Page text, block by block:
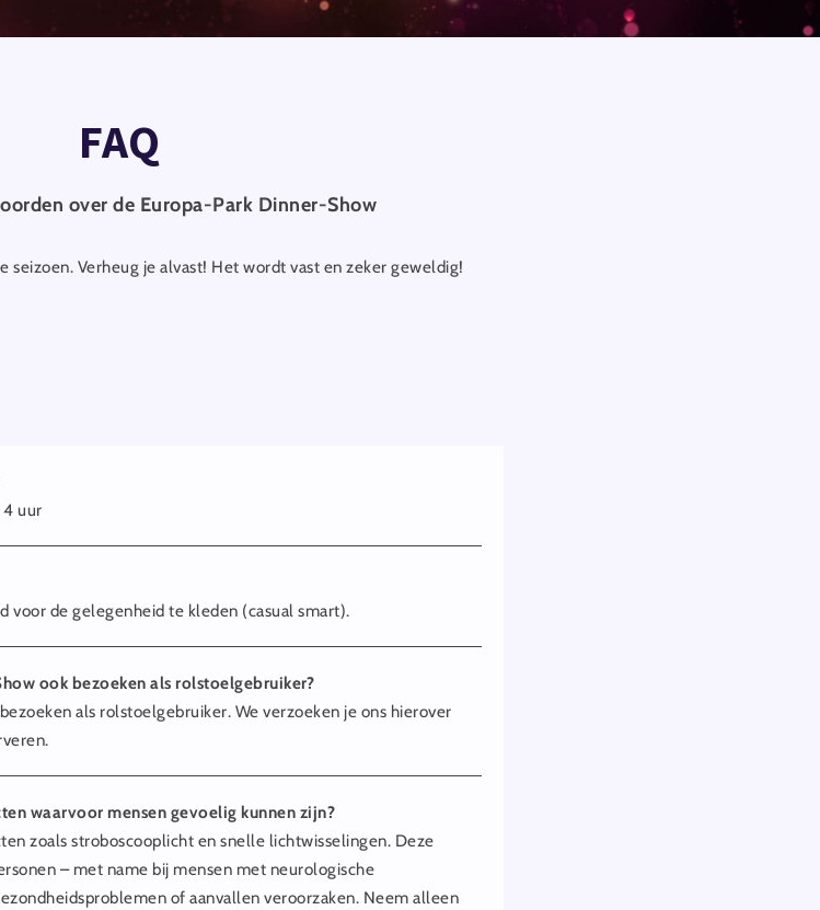
FAQ
over de Europa-Park Dinner-Show
seizoen. Verheug je alvast! Het wordt vast en zeker geweldig!
uur
voor de gelegenheid te kleden (casual smart).
ook bezoeken als rolstoelgebruiker?
als rolstoelgebruiker. We verzoeken je ons hierover
waarvoor mensen gevoelig kunnen zijn?
zoals stroboscooplicht en snelle lichtwisselingen. Deze
– met name bij mensen met neurologische
of aanvallen veroorzaken. Neem alleen